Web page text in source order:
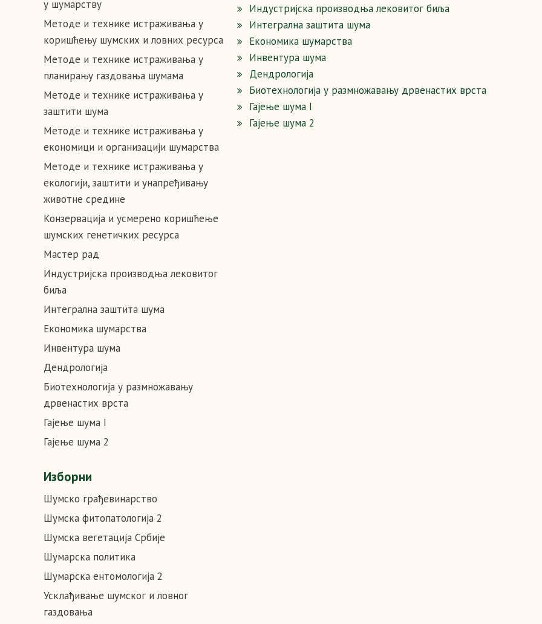
у шумарству
Методе и технике истраживања у
коришћењу шумских и ловних ресурса
Методе и технике истраживања у
планирању газдовања шумама
Методе и технике истраживања у
заштити шума
Методе и технике истраживања у
eкономици и организацији шумарства
Методе и технике истраживања у
екологији, заштити и унапређивању
животне средине
Конзервација и усмерено коришћење
шумских генетичких ресурса
Мастер рад
Индустријска производња лековитог
биља
Интегрална заштита шума
Економика шумарства
Инвентура шума
Дендрологија
Биотехнологија у размножавању
дрвенастих врста
Гајење шума I
Гајење шума 2
Изборни
Шумско грађевинарство
Шумска фитопатологија 2
Шумска вегетација Србије
Шумарска политика
Шумарска ентомологија 2
Усклађивање шумског и ловног
газдовања
Индустријска производња лековитог биља
Интегрална заштита шума
Економика шумарства
Инвентура шума
Дендрологија
Биотехнологија у размножавању дрвенастих врста
Гајење шума I
Гајење шума 2